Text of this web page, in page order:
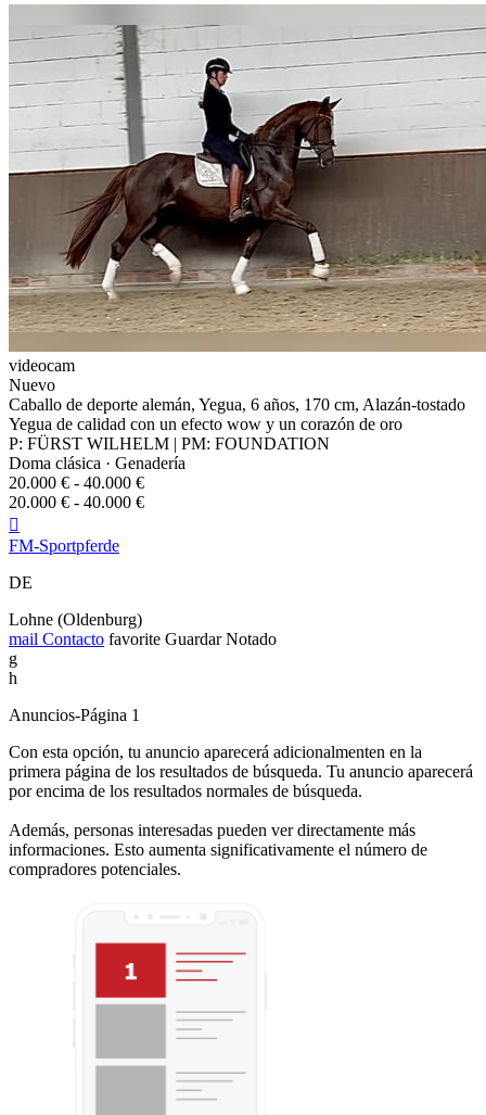
videocam
Nuevo
Caballo de deporte alemán, Yegua, 6 años, 170 cm, Alazán-tostado
Yegua de calidad con un efecto wow y un corazón de oro
P: FÜRST WILHELM | PM: FOUNDATION
Doma clásica · Genadería
20.000 € - 40.000 €
20.000 € - 40.000 €

FM-Sportpferde
DE
Lohne (Oldenburg)
mail Contacto favorite Guardar Notado
g
h
Anuncios-Página 1
Con esta opción, tu anuncio aparecerá adicionalmenten en la
primera página de los resultados de búsqueda. Tu anuncio aparecerá
por encima de los resultados normales de búsqueda.
Además, personas interesadas pueden ver directamente más
informaciones. Esto aumenta significativamente el número de
compradores potenciales.